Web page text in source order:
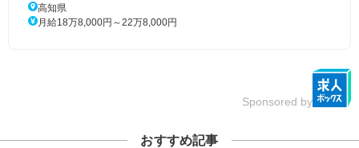
高知県
月給18万8,000円～22万8,000円
Sponsored by
おすすめ記事